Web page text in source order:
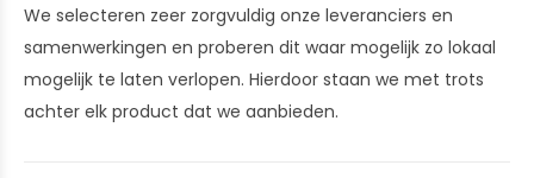
We selecteren zeer zorgvuldig onze leveranciers en
samenwerkingen en proberen dit waar mogelijk zo lokaal
mogelijk te laten verlopen. Hierdoor staan we met trots
achter elk product dat we aanbieden.